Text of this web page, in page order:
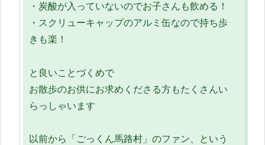
・炭酸が入っていないのでお子さんも飲める！
・スクリューキャップのアルミ缶なので持ち歩
きも楽！
と良いことづくめで
お散歩のお供にお求めくださる方もたくさんい
らっしゃいます
以前から「ごっくん馬路村」のファン、という